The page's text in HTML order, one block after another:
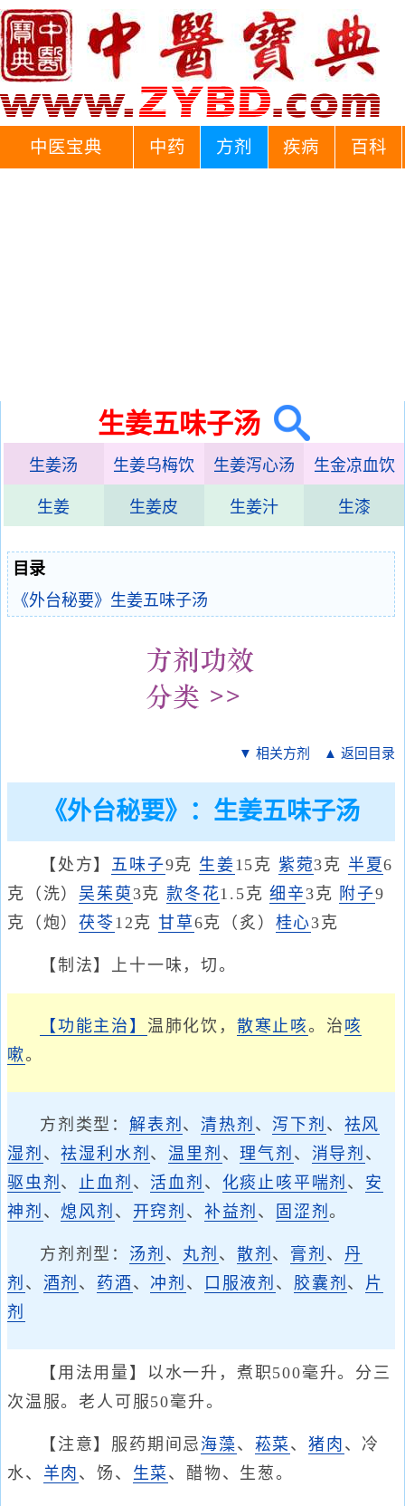
中医宝典 中药 方剂 疾病 百科
生姜五味子汤
生姜汤 生姜乌梅饮 生姜泻心汤 生金凉血饮
生姜 生姜皮 生姜汁 生漆
目录
《外台秘要》生姜五味子汤
▼ 相关方剂 ▲ 返回目录
《外台秘要》：生姜五味子汤
【处方】 五味子9克 生姜15克 紫菀3克 半夏6
克（洗） 吴茱萸 3克款冬花1.5克细辛 3克 附子9
克（炮）茯苓12克甘草6克（炙） 桂心3克
【制法】上十一味，切。
【功能主治】 温肺化饮， 散寒止咳。治 咳
嗽。
方剂类型： 解表剂 、清热剂 、 泻下剂 、 祛风
湿剂 、祛湿利水剂 、温里剂 、理气剂 、 消导剂 、
驱虫剂 、 止血剂 、 活血剂 、 化痰止咳平喘剂 、 安
神剂 、熄风剂 、 开窍剂 、 补益剂 、 固涩剂。
方剂剂型： 汤剂 、 丸剂 、 散剂 、 膏剂 、 丹
剂 、 酒剂 、 药酒 、 冲剂 、 口服液剂 、 胶囊剂 、 片
剂
【用法用量】以水一升，煮职500毫升。分三
次温服。老人可服50毫升。
【注意】服药期间忌 海藻、 菘菜 、猪肉 、冷
水、 羊肉 、饧、 生菜 、醋物、生葱。